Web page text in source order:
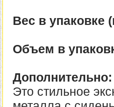
Вес в упаковке
Объем в
Дополнительно:
Это стильное